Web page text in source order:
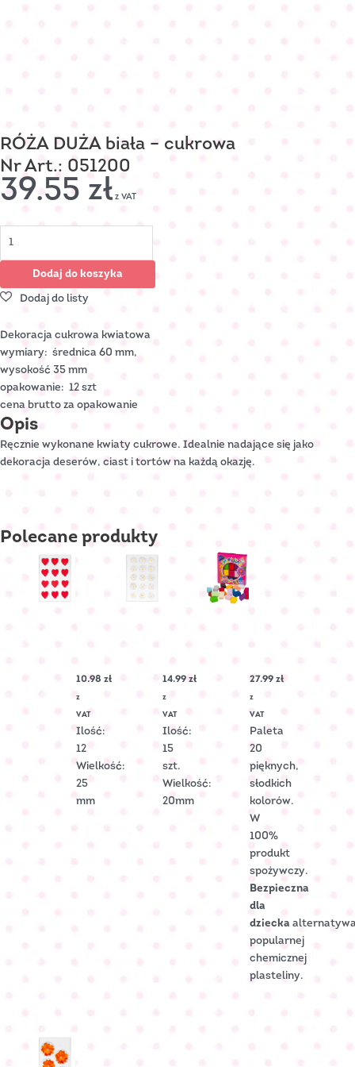
RÓŻA DUŻA biała – cukrowa
Nr Art.: 051200
39.55 zł z VAT
Dodaj do koszyka
Dekoracja cukrowa kwiatowa
wymiary: średnica 60 mm,
wysokość 35 mm
opakowanie: 12 szt
cena brutto za opakowanie
Opis
Ręcznie wykonane kwiaty cukrowe. Idealnie nadające się jako
dekoracja deserów, ciast i tortów na każdą okazję.
Polecane produkty
Art.:
C-
10.98 zł
z
VAT
Ilość:
12
Wielkość:
25
mm
NIEZAPOMINAJKA
Nr
Art.:
14.99zł
z
VAT
Ilość:
15
szt.
Wielkość:
20mm
27.99zł
z
VAT
Paleta
20
pięknych,
słodkich
kolorów.
W
100%
produkt
spożywczy.
Bezpieczna
dla
dziecka
popularnej
chemicznej
plasteliny.